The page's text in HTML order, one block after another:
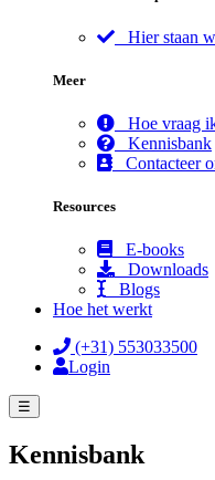
Hier staan
Meer
Hoe vraag
Kennisbank
Contacteer
Resources
E-books
Downloads
Blogs
Hoe het werkt
(+31) 553033500
Login
☰
Kennisbank